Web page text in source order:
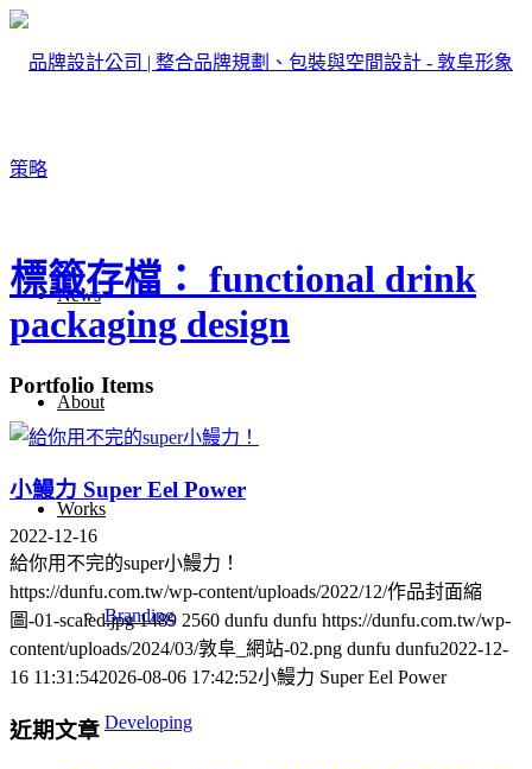
News
About
Works
Branding
Developing
標籤存檔： functional drink
packaging design
Portfolio Items
小鰻力 Super Eel Power
2022-12-16
給你用不完的super小鰻力！
https://dunfu.com.tw/wp-content/uploads/2022/12/作品封面縮
圖-01-scaled.jpg 1489 2560 dunfu dunfu https://dunfu.com.tw/wp-
content/uploads/2024/03/敦阜_網站-02.png dunfu dunfu2022-12-
16 11:31:542026-08-06 17:42:52小鰻力 Super Eel Power
近期文章